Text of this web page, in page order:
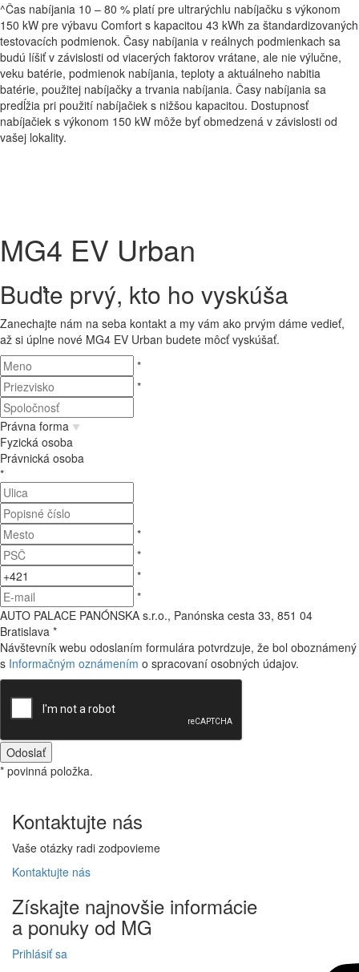
^Čas nabíjania 10 – 80 % platí pre ultrarýchlu nabíjačku s výkonom
150 kW pre výbavu Comfort s kapacitou 43 kWh za štandardizovaných
testovacích podmienok. Časy nabíjania v reálnych podmienkach sa
budú líšiť v závislosti od viacerých faktorov vrátane, ale nie výlučne,
veku batérie, podmienok nabíjania, teploty a aktuálneho nabitia
batérie, použitej nabíjačky a trvania nabíjania. Časy nabíjania sa
predĺžia pri použití nabíjačiek s nižšou kapacitou. Dostupnosť
nabíjačiek s výkonom 150 kW môže byť obmedzená v závislosti od
vašej lokality.
MG4 EV Urban
Buďte prvý, kto ho vyskúša
Zanechajte nám na seba kontakt a my vám ako prvým dáme vedieť,
až si úplne nové MG4 EV Urban budete môcť vyskúšať.
*
*
Právna forma
Fyzická osoba
Právnická osoba
*
*
*
*
*
AUTO PALACE PANÓNSKA s.r.o., Panónska cesta 33, 851 04
Bratislava *
Návštevník webu odoslaním formulára potvrdzuje, že bol oboznámený
s Informačným oznámením o spracovaní osobných údajov.
Odoslať
* povinná položka.
Kontaktujte nás
Vaše otázky radi zodpovieme
Kontaktujte nás
Získajte najnovšie informácie
a ponuky od MG
Prihlásiť sa